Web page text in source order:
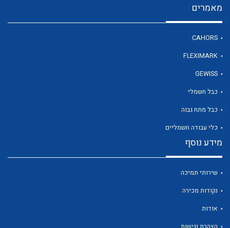
לכל מוצרי היצרן
מאמרים
CAHORS
FLEXIMARK
GEWISS
כבל חשמלי
כבל מתח גבוה
כלי עבודה חשמליים
מידע נוסף
שירותי תמיכה
נקודות מכירה
אודות